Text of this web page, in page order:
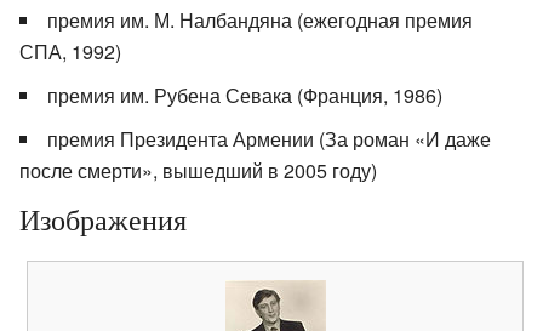
премия им. М. Налбандяна (ежегодная премия
СПА, 1992)
премия им. Рубена Севака (Франция, 1986)
премия Президента Армении (За роман «И даже
после смерти», вышедший в 2005 году)
Изображения